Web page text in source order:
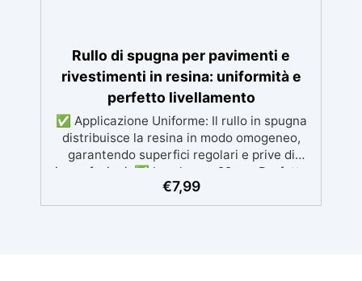
asciugatura in meno di 12 ore per una
protezione rapida e duratura ✅ Ideale per
garage, cortili, magazzini e piazzali,
resistente a temperature estreme e agenti
chimici
Rullo di spugna per pavimenti e
rivestimenti in resina: uniformità e
perfetto livellamento
✅ Applicazione Uniforme: Il rullo in spugna
distribuisce la resina in modo omogeneo,
garantendo superfici regolari e prive di
imperfezioni. ✅ Larghezza 22 cm: Perfetto
per coprire grandi superfici in modo
efficiente, ideale per pavimenti e rivestimenti
€7,99